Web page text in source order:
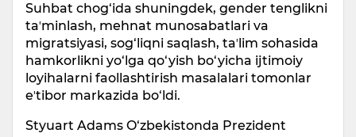
Suhbat chog‘ida shuningdek, gender tenglikni
taʼminlash, mehnat munosabatlari va
migratsiyasi, sog‘liqni saqlash, taʼlim sohasida
hamkorlikni yo‘lga qo‘yish bo‘yicha ijtimoiy
loyihalarni faollashtirish masalalari tomonlar
eʼtibor markazida bo‘ldi.
Styuart Adams O‘zbekistonda Prezident